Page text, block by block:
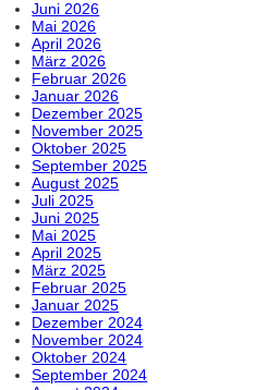
Juni 2026
Mai 2026
April 2026
März 2026
Februar 2026
Januar 2026
Dezember 2025
November 2025
Oktober 2025
September 2025
August 2025
Juli 2025
Juni 2025
Mai 2025
April 2025
März 2025
Februar 2025
Januar 2025
Dezember 2024
November 2024
Oktober 2024
September 2024